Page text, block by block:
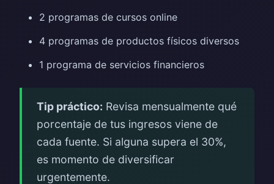
2 programas de cursos online
4 programas de productos físicos diversos
1 programa de servicios financieros
Tip práctico: Revisa mensualmente qué
porcentaje de tus ingresos viene de
cada fuente. Si alguna supera el 30%,
es momento de diversificar
urgentemente.